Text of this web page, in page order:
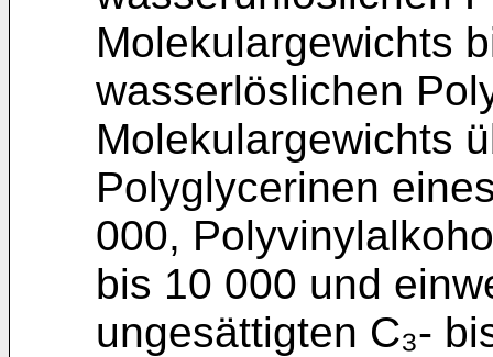
Molekulargewichts
wasserlöslichen
Molekulargewichts
Polyglycerinen
000,
bis 10 000 und
ungesättigten C₃-